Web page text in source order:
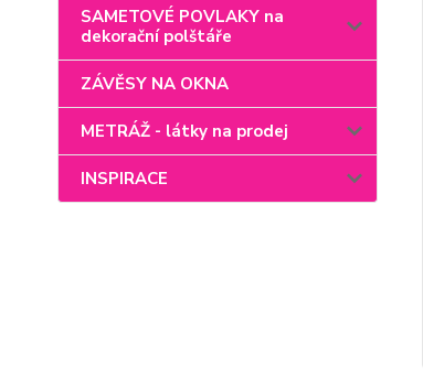
SAMETOVÉ POVLAKY na
dekorační polštáře
ZÁVĚSY NA OKNA
METRÁŽ - látky na prodej
INSPIRACE